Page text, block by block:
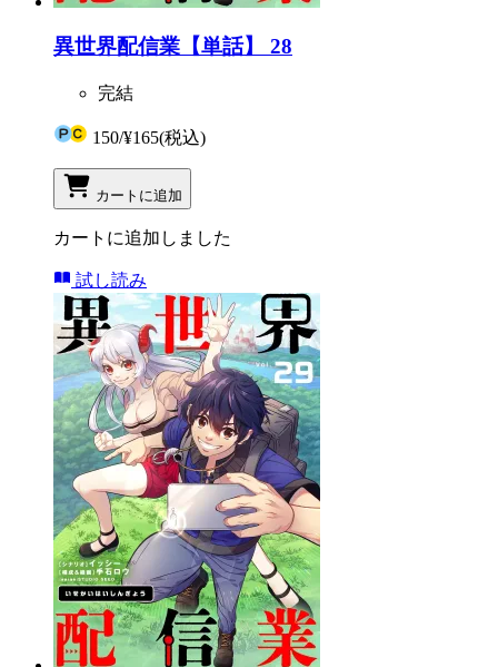
異世界配信業【単話】 28
完結
150/¥165(税込)
カートに追加
カートに追加しました
試し読み